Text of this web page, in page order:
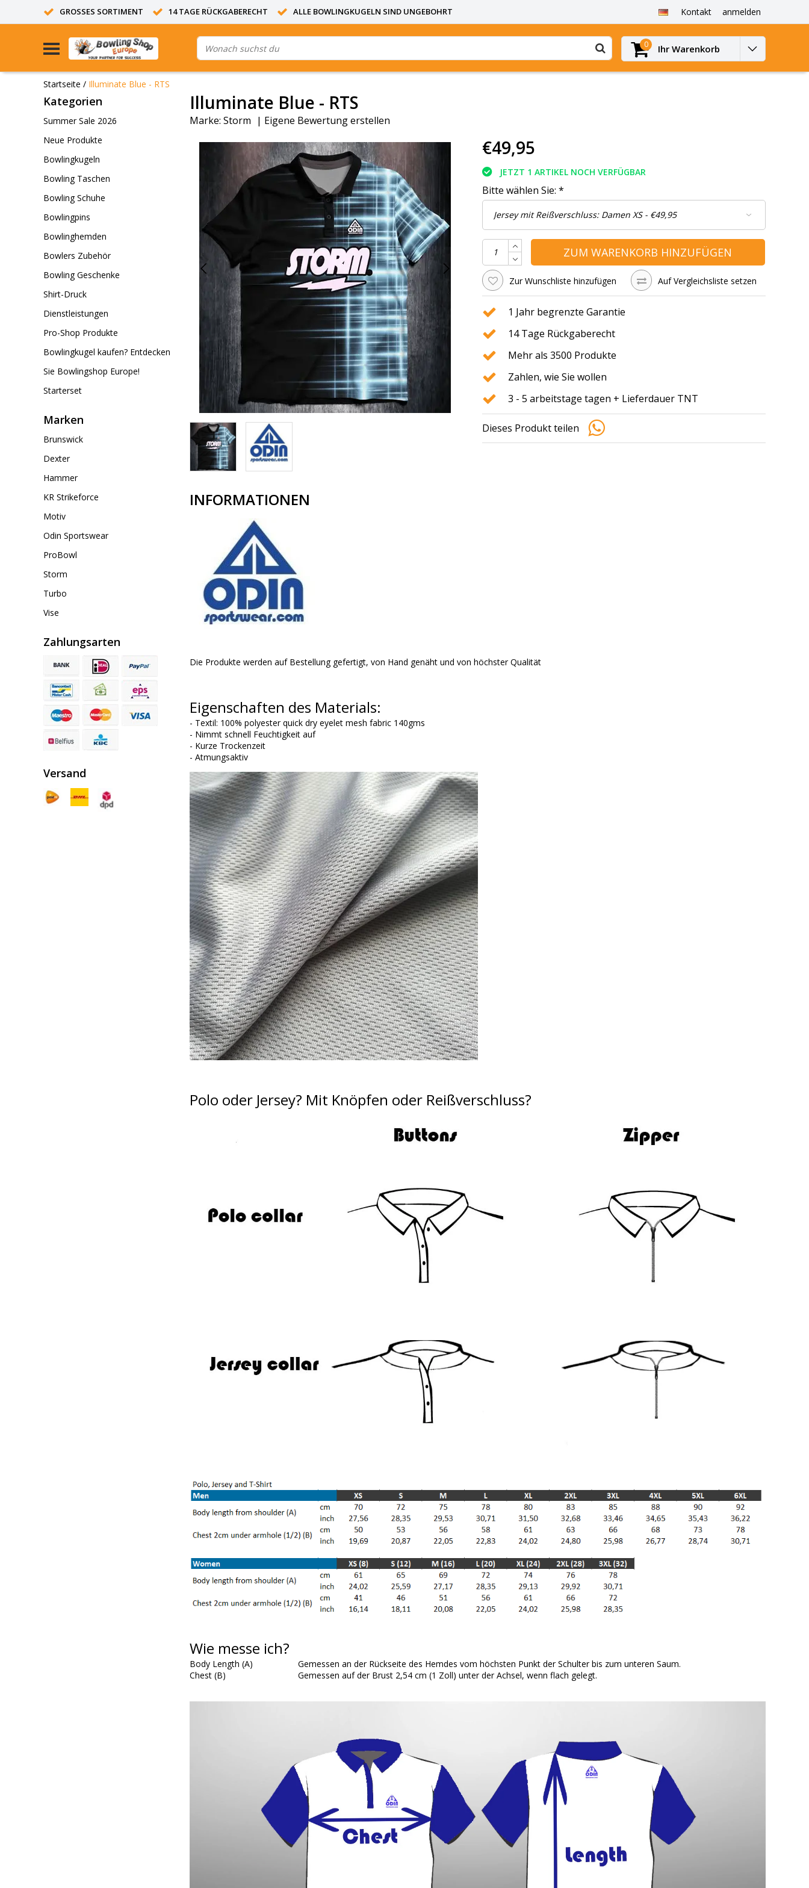
GROSSES SORTIMENT 14 TAGE RÜCKGABERECHT ALLE BOWLINGKUGELN SIND UNGEBOHRT Kontakt anmelden
0 Ihr Warenkorb
Startseite / Illuminate Blue - RTS
Kategorien
Summer Sale 2026
Neue Produkte
Bowlingkugeln
Bowling Taschen
Bowling Schuhe
Bowlingpins
Bowlinghemden
Bowlers Zubehör
Bowling Geschenke
Shirt-Druck
Dienstleistungen
Pro-Shop Produkte
Bowlingkugel kaufen? Entdecken
Sie Bowlingshop Europe!
Starterset
Marken
Brunswick
Dexter
Hammer
KR Strikeforce
Motiv
Odin Sportswear
ProBowl
Storm
Turbo
Vise
Zahlungsarten
Versand
Illuminate Blue - RTS
Marke: Storm | Eigene Bewertung erstellen
€49,95
JETZT 1 ARTIKEL NOCH VERFÜGBAR
Bitte wählen Sie: *
ZUM WARENKORB HINZUFÜGEN
Zur Wunschliste hinzufügen Auf Vergleichsliste setzen
1 Jahr begrenzte Garantie
14 Tage Rückgaberecht
Mehr als 3500 Produkte
Zahlen, wie Sie wollen
3 - 5 arbeitstage tagen + Lieferdauer TNT
Dieses Produkt teilen
INFORMATIONEN
Die Produkte werden auf Bestellung gefertigt, von Hand genäht und von höchster Qualität
Eigenschaften des Materials:
- Textil: 100% polyester quick dry eyelet mesh fabric 140gms
- Nimmt schnell Feuchtigkeit auf
- Kurze Trockenzeit
- Atmungsaktiv
Polo oder Jersey? Mit Knöpfen oder Reißverschluss?
Wie messe ich?
Body Length (A)
Gemessen an der Rückseite des Hemdes vom höchsten Punkt der Schulter bis zum unteren Saum.
Chest (B)
Gemessen auf der Brust 2,54 cm (1 Zoll) unter der Achsel, wenn flach gelegt.